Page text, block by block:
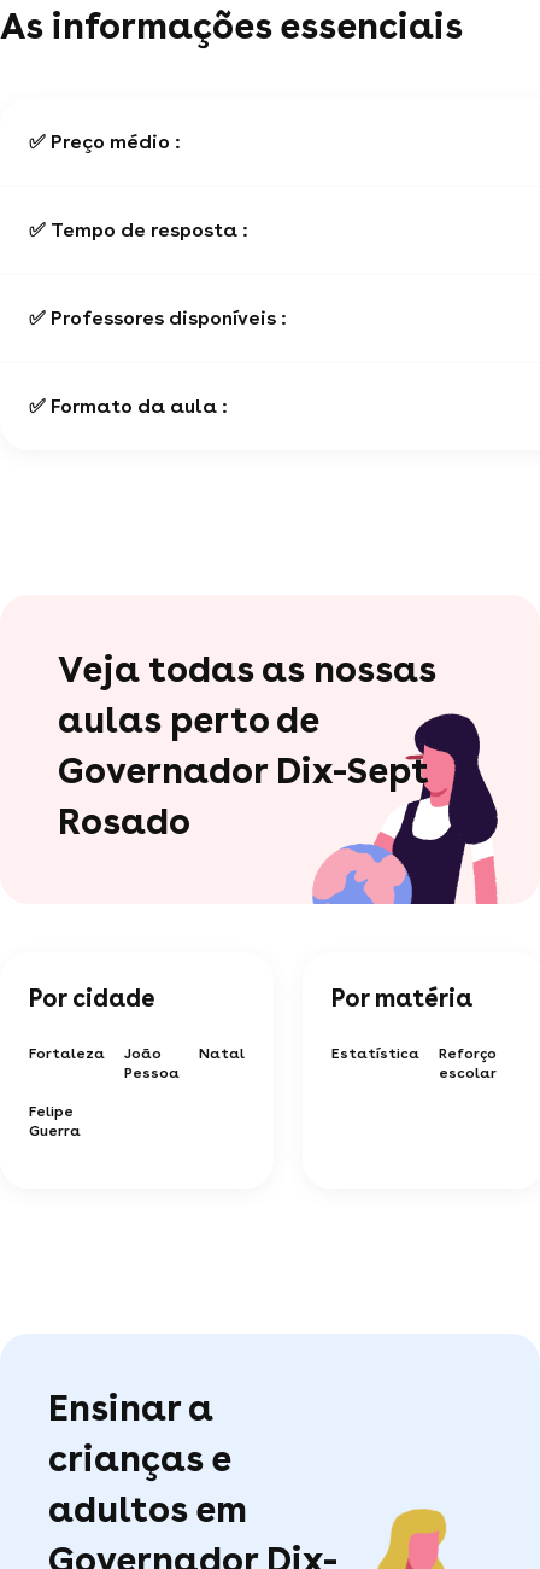
As informações essenciais
✅ Preço médio :
✅ Tempo de resposta :
✅ Professores disponíveis :
✅ Formato da aula :
Veja todas as nossas
aulas perto de
Governador Dix-Sept
Rosado
Por cidade
Fortaleza
João
Pessoa
Natal
Felipe
Guerra
Por matéria
Estatística
Reforço
escolar
Ensinar a
crianças e
adultos em
Governador Dix-